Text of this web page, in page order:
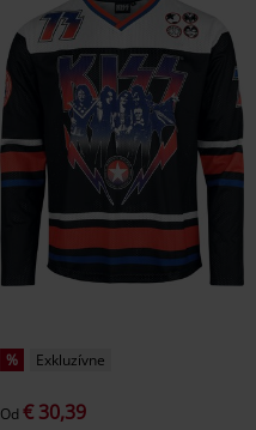
% Exkluzívne
Od € 30,39